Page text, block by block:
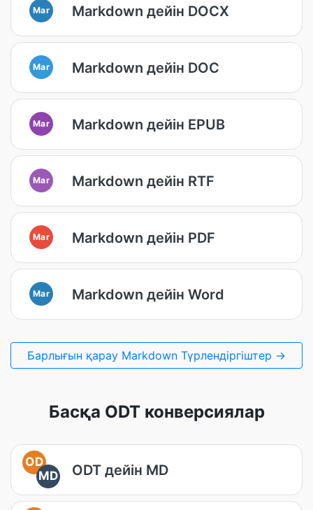
Mar Markdown дейін DOCX
Mar Markdown дейін DOC
Mar Markdown дейін EPUB
Mar Markdown дейін RTF
Mar Markdown дейін PDF
Mar Markdown дейін Word
Барлығын қарау Markdown Түрлендіргіштер →
Басқа ODT конверсиялар
OD
MD
ODT дейін MD